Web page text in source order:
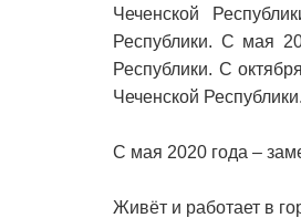
Чеченской
Республики. С мая
Республики. С
Чеченской Республики.
С мая 2020 года –
Живёт и работает в